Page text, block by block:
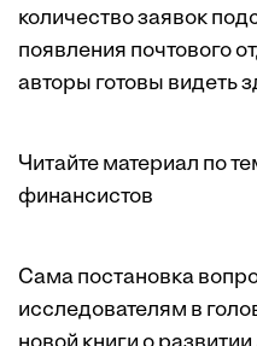
количество заявок
появления почтового
авторы готовы видеть
Читайте материал по
финансистов
Сама постановка
исследователям в